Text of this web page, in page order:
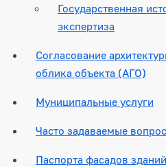
Государственная
экспертиза
Согласование
облика объекта (АГО)
Муниципальные услуги
Часто задаваемые
Паспорта фасадов